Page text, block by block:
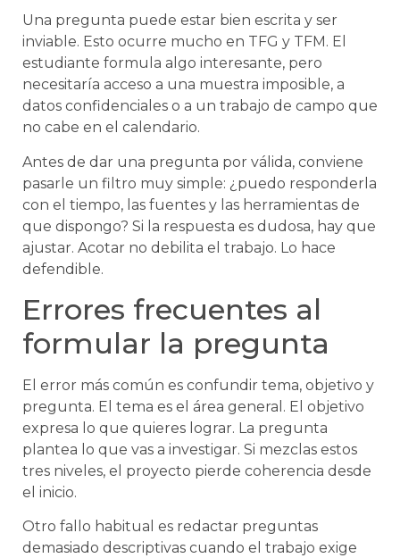
Una pregunta puede estar bien escrita y ser
inviable. Esto ocurre mucho en TFG y TFM. El
estudiante formula algo interesante, pero
necesitaría acceso a una muestra imposible, a
datos confidenciales o a un trabajo de campo que
no cabe en el calendario.
Antes de dar una pregunta por válida, conviene
pasarle un filtro muy simple: ¿puedo responderla
con el tiempo, las fuentes y las herramientas de
que dispongo? Si la respuesta es dudosa, hay que
ajustar. Acotar no debilita el trabajo. Lo hace
defendible.
Errores frecuentes al
formular la pregunta
El error más común es confundir tema, objetivo y
pregunta. El tema es el área general. El objetivo
expresa lo que quieres lograr. La pregunta
plantea lo que vas a investigar. Si mezclas estos
tres niveles, el proyecto pierde coherencia desde
el inicio.
Otro fallo habitual es redactar preguntas
demasiado descriptivas cuando el trabajo exige